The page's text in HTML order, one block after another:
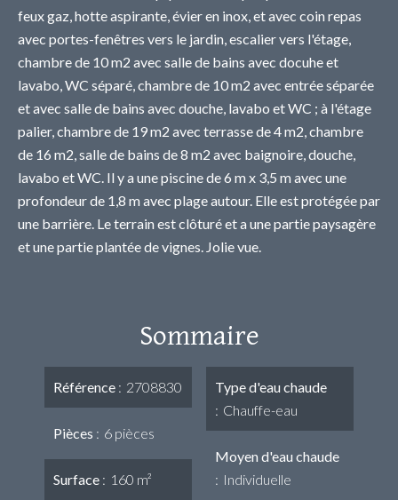
feux gaz, hotte aspirante, évier en inox, et avec coin repas
avec portes-fenêtres vers le jardin, escalier vers l'étage,
chambre de 10 m2 avec salle de bains avec docuhe et
lavabo, WC séparé, chambre de 10 m2 avec entrée séparée
et avec salle de bains avec douche, lavabo et WC ; à l'étage
palier, chambre de 19 m2 avec terrasse de 4 m2, chambre
de 16 m2, salle de bains de 8 m2 avec baignoire, douche,
lavabo et WC. Il y a une piscine de 6 m x 3,5 m avec une
profondeur de 1,8 m avec plage autour. Elle est protégée par
une barrière. Le terrain est clôturé et a une partie paysagère
et une partie plantée de vignes. Jolie vue.
Sommaire
Référence 2708830
Pièces 6 pièces
Surface 160 m²
Type d'eau chaude
Chauffe-eau
Moyen d'eau chaude
Individuelle